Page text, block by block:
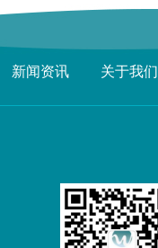
新闻资讯 关于我们